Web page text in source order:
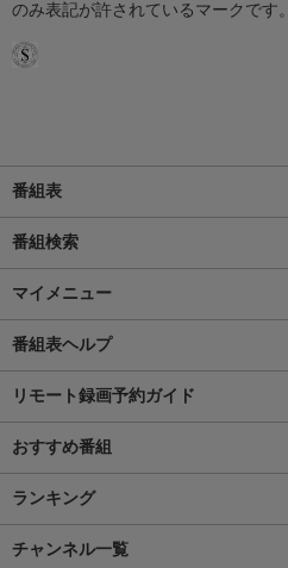
のみ表記が許されているマークです。
番組表
番組検索
マイメニュー
番組表ヘルプ
リモート録画予約ガイド
おすすめ番組
ランキング
チャンネル一覧